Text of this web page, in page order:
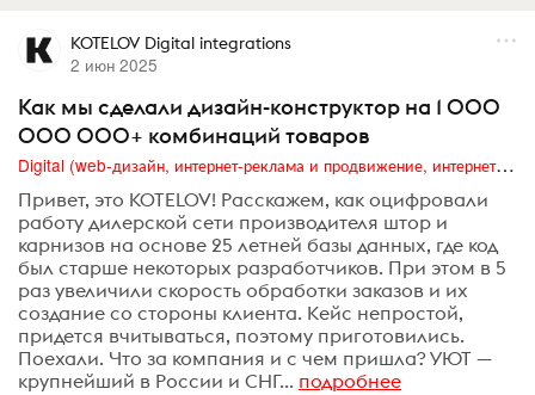
KOTELOV Digital integrations
2 июн 2025
Как мы сделали дизайн-конструктор на 1 000
000 000+ комбинаций товаров
Digital (web-дизайн, интернет-реклама и продвижение, интернет-сообщества и блоги, интернет-коммуникации, мобильный маркетинг, реклама на цифровых экранах)
Привет, это KOTELOV! Расскажем, как оцифровали
работу дилерской сети производителя штор и
карнизов на основе 25 летней базы данных, где код
был старше некоторых разработчиков. При этом в 5
раз увеличили скорость обработки заказов и их
создание со стороны клиента. Кейс непростой,
придется вчитываться, поэтому приготовились.
Поехали. Что за компания и с чем пришла? УЮТ —
крупнейший в России и СНГ... подробнее